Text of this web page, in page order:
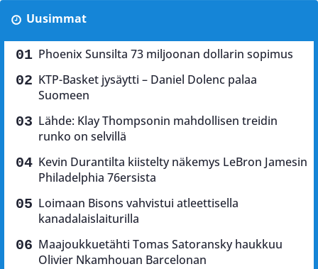
Uusimmat
Phoenix Sunsilta 73 miljoonan dollarin sopimus
KTP-Basket jysäytti – Daniel Dolenc palaa
Suomeen
Lähde: Klay Thompsonin mahdollisen treidin
runko on selvillä
Kevin Durantilta kiistelty näkemys LeBron Jamesin
Philadelphia 76ersista
Loimaan Bisons vahvistui atleettisella
kanadalaislaiturilla
Maajoukkuetähti Tomas Satoransky haukkuu
Olivier Nkamhouan Barcelonan